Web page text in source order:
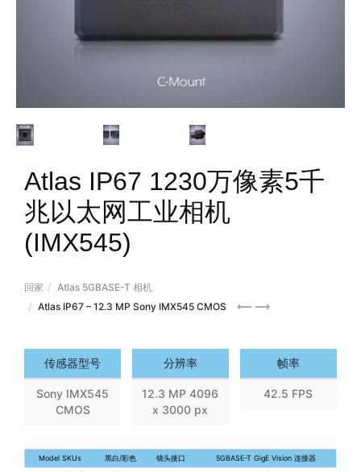
Atlas IP67 1230万像素5千
兆以太网工业相机
(IMX545)
回家
Atlas 5GBASE-T 相机
Atlas IP67 – 12.3 MP Sony IMX545 CMOS
Atlas
MP
传感器型号
Sony IMX545
CMOS
分辨率
12.3 MP 4096
x 3000 px
帧率
42.5 FPS
Model SKUs 黑白/彩色 镜头接口 5GBASE-T GigE Vision 连接器